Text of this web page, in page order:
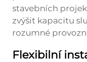
stavebních
zvýšit kapacitu
rozumné
Flexibilní